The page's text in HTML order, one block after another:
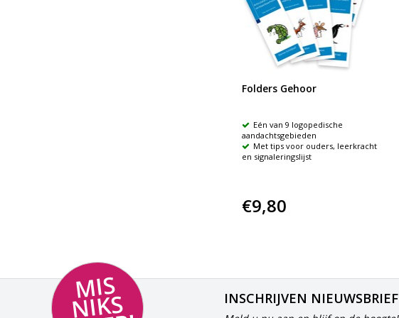
Folders Gehoor
Eén van 9 logopedische
aandachtsgebieden
Met tips voor ouders, leerkracht
en signaleringslijst
€9,80
MI
S
NI
K
S
M
E
E INSCHRIJVEN NIEUWSBRIEF